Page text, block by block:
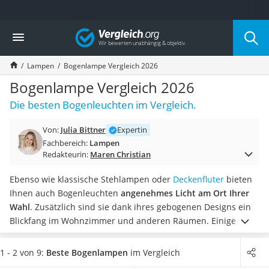
Die beliebtesten Vergleiche nach Kategorie
Wohnen
Matratzen-Topper
Matratzen
Konferenzlautsprecher
Tageslichtlampe
Badlüfter
Bürohocker
Außenleuchte mit Kamera
Akku-Tischlampe
Konferenzmikrofon
Klappmatratze
Duschkopf mit Kalkfilter
Aktenvernichter Sicherheitsstufe 4
Bettgitter
Vergleich
Lampen Bogenlampe Vergleich 2026
Bogenlampe Vergleich 2026
Die besten Bogenleuchten im Vergleich.
Von: Julia Bittner
Expertin
Fachbereich: Lampen
Redakteurin: Maren Christian
Ebenso wie klassische Stehlampen oder Deckenfluter bieten
Ihnen auch Bogenleuchten angenehmes Licht am Ort Ihrer
Wahl. Zusätzlich sind sie dank ihres gebogenen Designs ein
Blickfang im Wohnzimmer und anderen Räumen. Einige
Bogenlampen sind Tests im Internet zufolge sogar dimmbar.
In unserer Vergleichstabelle finden Sie unterschiedliche
1 - 2 von 9: Beste Bogenlampen im Vergleich